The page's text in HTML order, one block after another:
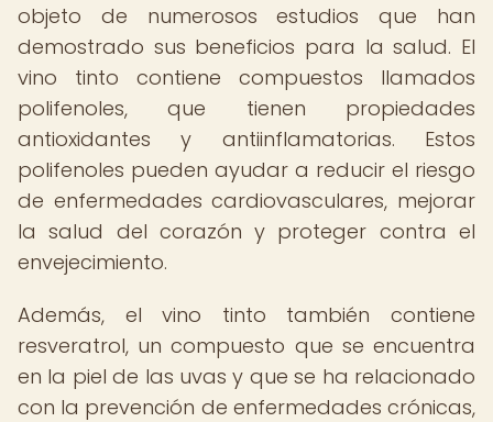
objeto de numerosos estudios que han
demostrado sus beneficios para la salud. El
vino tinto contiene compuestos llamados
polifenoles, que tienen propiedades
antioxidantes y antiinflamatorias. Estos
polifenoles pueden ayudar a reducir el riesgo
de enfermedades cardiovasculares, mejorar
la salud del corazón y proteger contra el
envejecimiento.
Además, el vino tinto también contiene
resveratrol, un compuesto que se encuentra
en la piel de las uvas y que se ha relacionado
con la prevención de enfermedades crónicas,